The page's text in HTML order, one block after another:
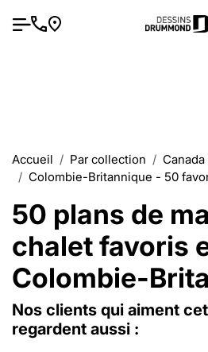
Accueil Par collection
Colombie-Britannique - 50
50 plans de
chalet favoris
Colombie-
Nos clients qui aiment
regardent aussi :